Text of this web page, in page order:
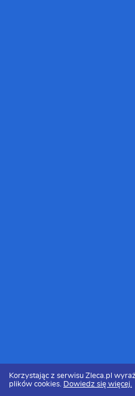
Korzystając z serwisu Zleca.pl
plików cookies. Dowiedz się więcej.